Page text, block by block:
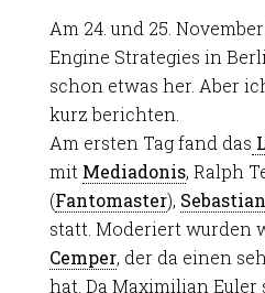
Am 24. und 25.
Engine Strategies in
schon etwas her. Aber
kurz berichten.
Am ersten Tag fand das
mit Mediadonis, Ralph
(Fantomaster),
statt. Moderiert wurden
Cemper, der da einen
hat. Da Maximilian Euler